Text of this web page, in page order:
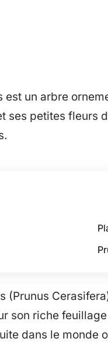
est un arbre
ses petites fleurs
(Prunus
son riche
dans le monde